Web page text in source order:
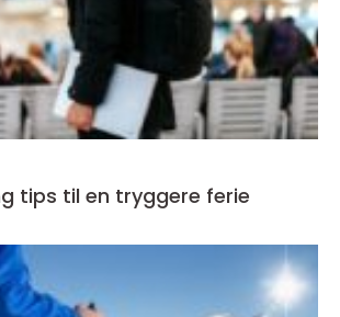
tips til en tryggere ferie